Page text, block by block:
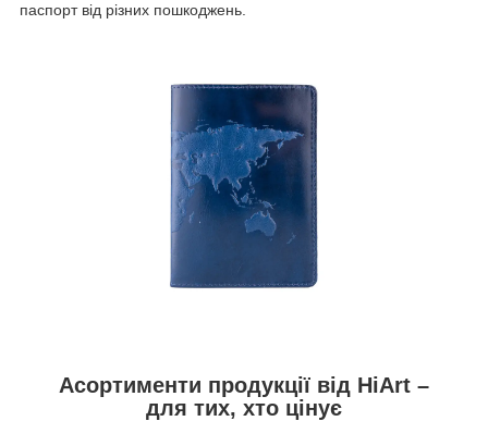
паспорт від різних пошкоджень.
Асортименти продукції від HiArt –
для тих, хто цінує